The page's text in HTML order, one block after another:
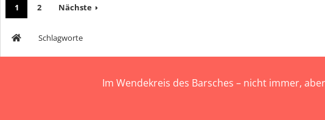
1 2 Nächste
Schlagworte
Im Wendekreis des Barsches – nicht immer,